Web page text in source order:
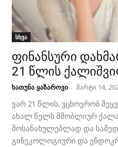
სხვა
ფინანსური
21 წლის
ხათუნა ყაზაროვი - მარტი 14,
ვარ 21 წლის, ვცხოვრობ
ახალ წელს მშობლიურ
მოსანახულებლად და
გინეკოლოგიური და